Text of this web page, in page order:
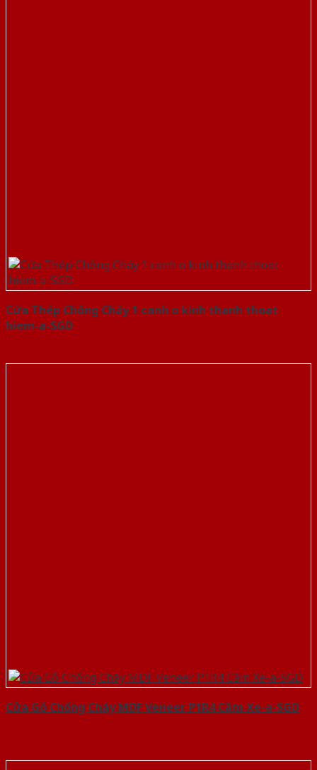
Cửa Thép Chống Cháy 1 canh o kinh thanh thoat
hiem-a-SGD
Cửa Gỗ Chống Cháy MDF Veneer P1R4 Căm Xe-a-SGD